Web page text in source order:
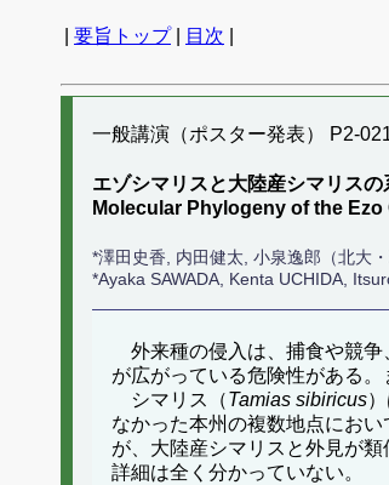
要旨トップ| 目次
一般講演（ポスター発表） P2-
エゾシマリスと大陸産シマリス
Molecular Phylogeny of the
*澤田史香, 内田健太, 小泉逸郎（北大・
*Ayaka SAWADA, Kenta UCHIDA,
外来種の侵入は、捕食や競争
が広がっている危険性がある
シマリス（Tamias sibiricus
なかった本州の複数地点にお
が、大陸産シマリスと外見が
詳細は全く分かっていない。